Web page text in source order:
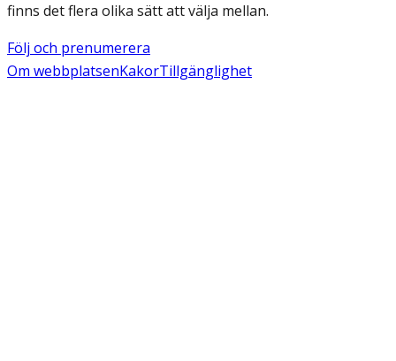
finns det flera olika sätt att välja mellan.
Följ och prenumerera
Om webbplatsenKakorTillgänglighet